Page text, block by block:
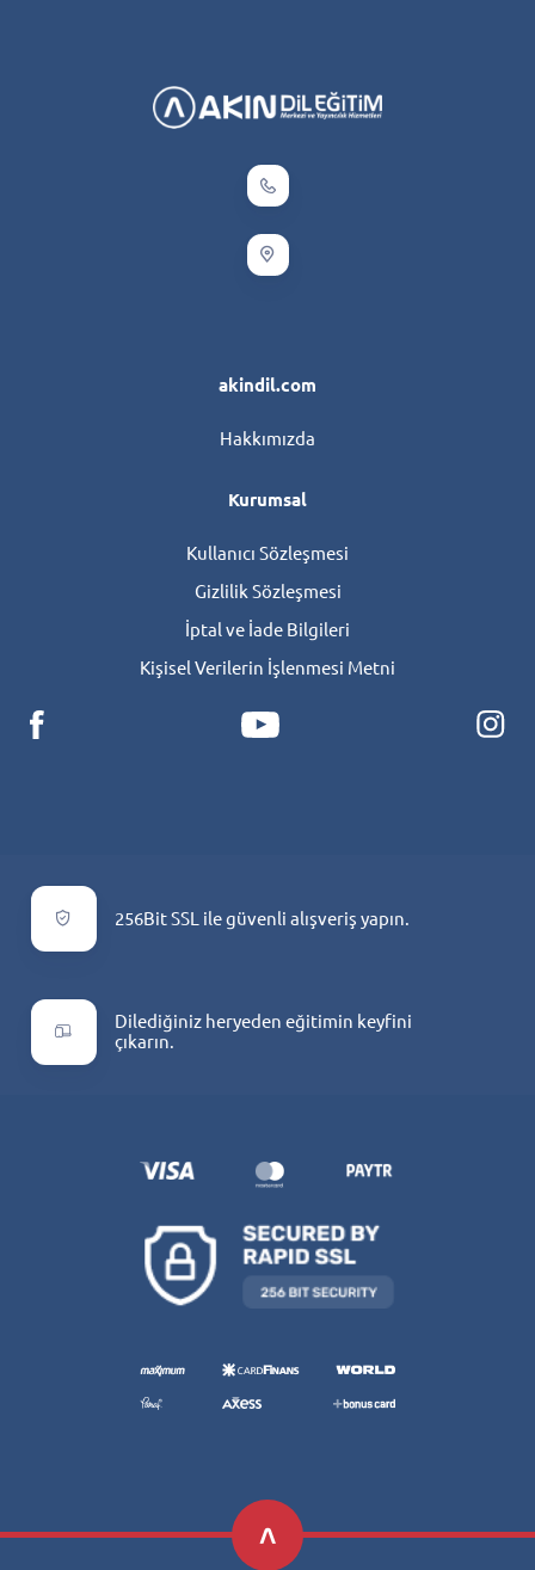
akindil.com
Hakkımızda
Kurumsal
Kullanıcı Sözleşmesi
Gizlilik Sözleşmesi
İptal ve İade Bilgileri
Kişisel Verilerin İşlenmesi Metni
256Bit SSL ile güvenli alışveriş yapın.
Dilediğiniz heryeden eğitimin keyfini
çıkarın.